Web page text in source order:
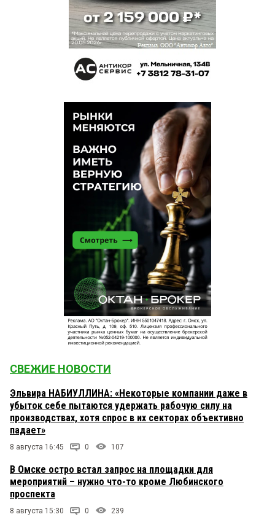
СВЕЖИЕ НОВОСТИ
Эльвира НАБИУЛЛИНА: «Некоторые компании даже в
убыток себе пытаются удержать рабочую силу на
производствах, хотя спрос в их секторах объективно
падает»
8 августа 16:45 0 107
В Омске остро встал запрос на площадки для
мероприятий – нужно что-то кроме Любинского
проспекта
8 августа 15:30 0 239